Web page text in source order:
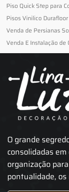
Piso Quick Step para
Pisos Vinilico Durafloor
Venda de Persianas
Venda E Instalação de
O grande
consolidadas
organização
pontualidade,